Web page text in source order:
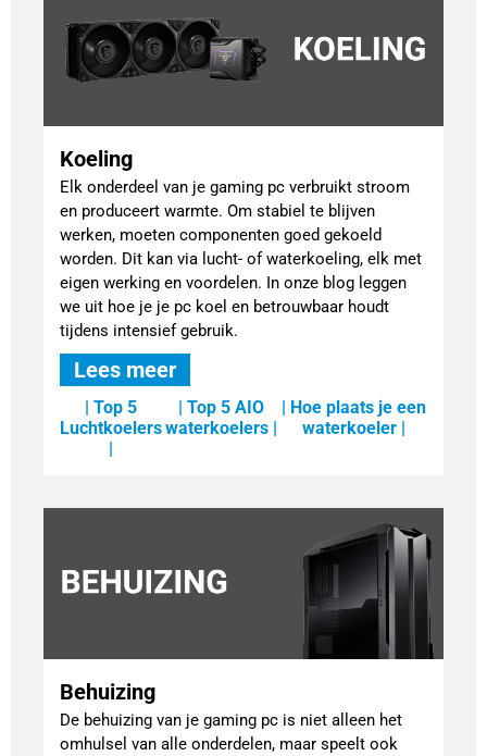
Koeling
Elk onderdeel van je gaming pc verbruikt stroom
en produceert warmte. Om stabiel te blijven
werken, moeten componenten goed gekoeld
worden. Dit kan via lucht- of waterkoeling, elk met
eigen werking en voordelen. In onze blog leggen
we uit hoe je je pc koel en betrouwbaar houdt
tijdens intensief gebruik.
Lees meer
| Top 5
Luchtkoelers
| Top 5 AIO
waterkoelers |
| Hoe plaats je een
waterkoeler |
Behuizing
De behuizing van je gaming pc is niet alleen het
omhulsel van alle onderdelen, maar speelt ook